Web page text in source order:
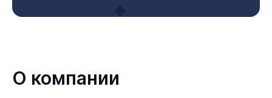
О компании